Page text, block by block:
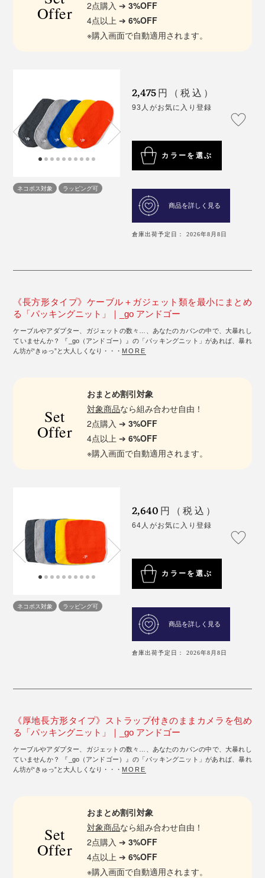
Offer 2点購入 ➔3%OFF
4点以上 ➔6%OFF
※購入画面で自動適用されます。
ネコポス対象 ラッピング可
2,475 円（税込）
93人がお気に入り登録
カラーを選ぶ
商品を詳しく見る
倉庫出荷予定日： 2026年8月8日
《長方形タイプ》ケーブル＋ガジェット類を最小にまとめ
る「パッキングニット」｜_go アンドゴー
ケーブルやアダプター、ガジェットの数々…、あなたのカバンの中で、大暴れし
ていませんか？ 『_go（アンドゴー）』の「パッキングニット」があれば、暴れ
ん坊が“きゅっ”と大人しくなり・・・ MORE
Set
Offer
おまとめ割引対象
対象商品なら組み合わせ自由！
2点購入 ➔3%OFF
4点以上 ➔6%OFF
※購入画面で自動適用されます。
ネコポス対象 ラッピング可
2,640 円（税込）
64人がお気に入り登録
カラーを選ぶ
商品を詳しく見る
倉庫出荷予定日： 2026年8月8日
《厚地長方形タイプ》ストラップ付きのままカメラを包め
る「パッキングニット」｜_go アンドゴー
ケーブルやアダプター、ガジェットの数々…、あなたのカバンの中で、大暴れし
ていませんか？ 『_go（アンドゴー）』の「パッキングニット」があれば、暴れ
ん坊が“きゅっ”と大人しくなり・・・ MORE
Set
Offer
おまとめ割引対象
対象商品なら組み合わせ自由！
2点購入 ➔3%OFF
4点以上 ➔6%OFF
※購入画面で自動適用されます。